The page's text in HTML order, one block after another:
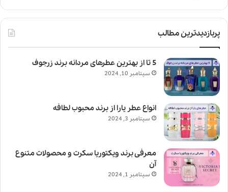
پربازدیدترین مطالب
5 تا از بهترین عطرهای مردانه برند زرجوف
سپتامبر 10, 2024
انواع عطر یارا از برند محبوب لطافه
سپتامبر 3, 2024
معرفی برند ویکتوریا سکرت و محصولات متنوع
آن
سپتامبر 1, 2024